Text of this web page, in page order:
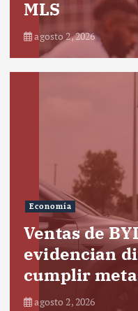
MLS
agosto 2, 2026
Economía
Ventas de
evidencian
cumplir
agosto 2, 2026